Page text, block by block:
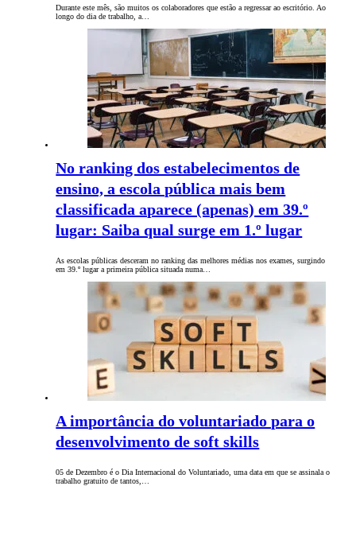
Durante este mês, são muitos os colaboradores que estão a regressar ao escritório. Ao
longo do dia de trabalho, a…
No ranking dos estabelecimentos de
ensino, a escola pública mais bem
classificada aparece (apenas) em 39.º
lugar: Saiba qual surge em 1.º lugar
As escolas públicas desceram no ranking das melhores médias nos exames, surgindo
em 39.º lugar a primeira pública situada numa…
A importância do voluntariado para o
desenvolvimento de soft skills
05 de Dezembro é o Dia Internacional do Voluntariado, uma data em que se assinala o
trabalho gratuito de tantos,…